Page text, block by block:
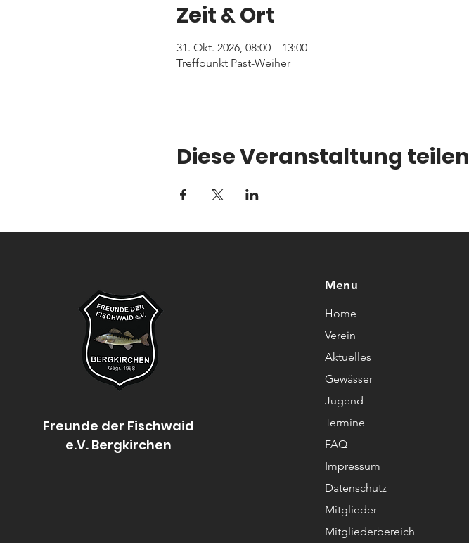
Zeit & Ort
31. Okt. 2026, 08:00 – 13:00
Treffpunkt Past-Weiher
Diese Veranstaltung teilen
Freunde der Fischwaid
e.V. Bergkirchen
Menu
Home
Verein
Aktuelles
Gewässer
Jugend
Termine
FAQ
Impressum
Datenschutz
Mitglieder
Mitgliederbereich